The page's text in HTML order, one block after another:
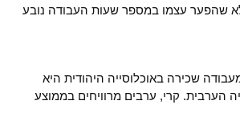
לשעת עבודה הפער קטן ועומד על כ-19%. אלא שהפער עצמו במספר שעות העבודה נובע
שכירה באוכלוסייה היהודית היא
שקל בקרב האוכלוסייה הערבית. קרי, ערבים מרוויחים בממוצע